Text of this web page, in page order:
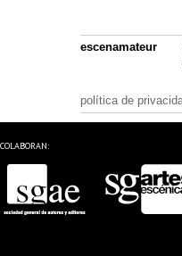
escenamateur
política de
COLABORAN: